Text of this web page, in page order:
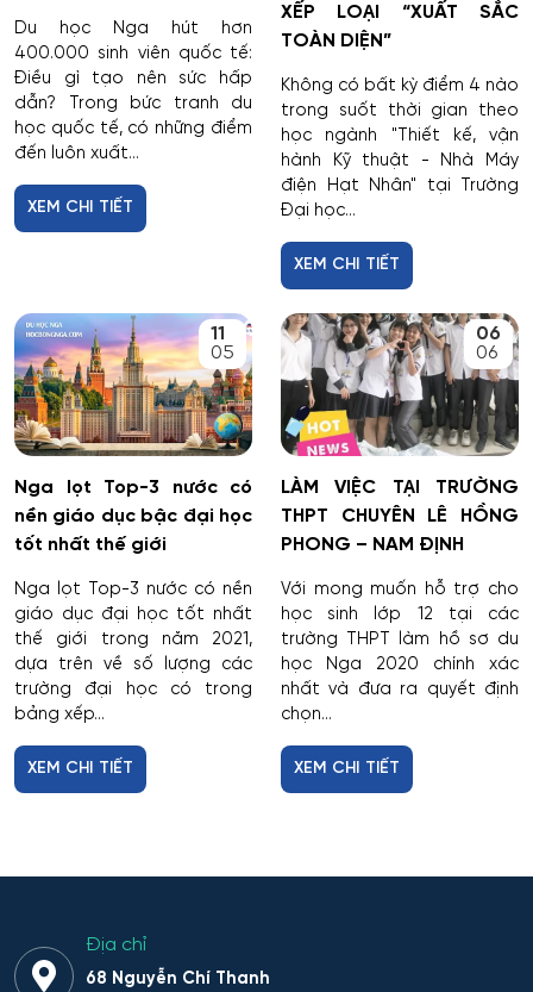
Du học Nga hút hơn
400.000 sinh viên quốc tế:
Điều gì tạo nên sức hấp
dẫn? Trong bức tranh du
học quốc tế, có những điểm
đến luôn xuất...
XEM CHI TIẾT
XẾP LOẠI “XUẤT SẮC
TOÀN DIỆN”
Không có bất kỳ điểm 4 nào
trong suốt thời gian theo
học ngành "Thiết kế, vận
hành Kỹ thuật - Nhà Máy
điện Hạt Nhân" tại Trường
Đại học...
XEM CHI TIẾT
11
05
Nga lọt Top-3 nước có
nền giáo dục bậc đại học
tốt nhất thế giới
Nga lọt Top-3 nước có nền
giáo dục đại học tốt nhất
thế giới trong năm 2021,
dựa trên về số lượng các
trường đại học có trong
bảng xếp...
XEM CHI TIẾT
06
06
LÀM VIỆC TẠI TRƯỜNG
THPT CHUYÊN LÊ HỒNG
PHONG – NAM ĐỊNH
Với mong muốn hỗ trợ cho
học sinh lớp 12 tại các
trường THPT làm hồ sơ du
học Nga 2020 chính xác
nhất và đưa ra quyết định
chọn...
XEM CHI TIẾT
Địa chỉ
68 Nguyễn Chí Thanh